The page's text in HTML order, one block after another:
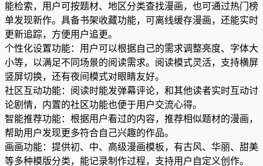
能检索，用户可按题材、地区分类查找漫画，也可通过热门榜
单发现新作。具备书架收藏功能，可离线缓存漫画，还能实时
更新追踪，方便用户追更。
个性化设置功能：用户可以根据自己的需求调整亮度、字体大
小等，以满足不同场景的阅读需求。阅读模式灵活，支持横屏
竖屏切换，还有夜间模式对眼睛友好。
社区互动功能：阅读时能发弹幕评论，和其他读者实时互动讨
论剧情，内置的社区功能也便于用户交流心得。
智能推荐功能：根据用户看过的内容，推荐相似题材的漫画，
帮助用户发现更多符合自己兴趣的作品。
画画功能：提供初、中、高级漫画模板，有古风、华丽、甜美
等多种模版分类，能记录制作过程，支持用户自定义创作。